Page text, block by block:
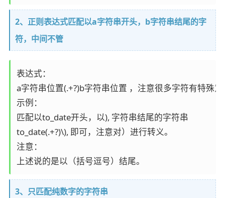
2、正则表达式匹配以a字符串开头，b字符串结尾的字
符，中间不管
表达式：
a字符串位置(.+?)b字符串位置 ，注意很多字符有特殊
示例：
匹配以to_date开头，以), 字符串结尾的字符串
to_date(.+?)\), 即可，注意对）进行转义。
注意：
上述说的是以（括号逗号）结尾。
3、只匹配纯数字的字符串